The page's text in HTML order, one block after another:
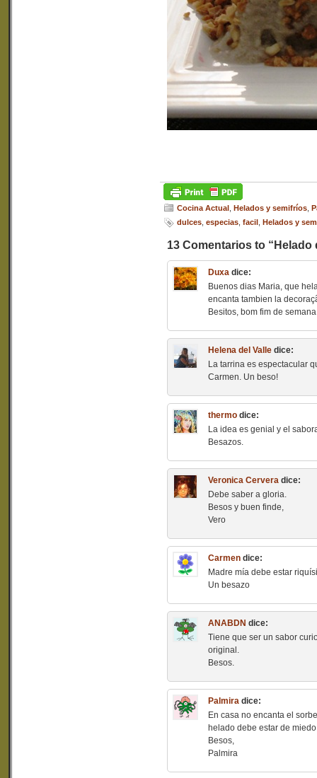
Cocina Actual Helados y semifríos
dulces especias facil Helados y
13 Comentarios to
Duxa dice:
Buenos dias Maria, que
encanta tambien la
Besitos, bom fim de
Helena del Valle dice:
La tarrina es espectacular
Carmen. Un beso!
thermo dice:
La idea es genial y el
Besazos.
Veronica Cervera dice:
Debe saber a gloria.
Besos y buen finde,
Vero
Carmen dice:
Madre mía debe estar
Un besazo
ANABDN dice:
Tiene que ser un sabor
original.
Besos.
Palmira dice:
En casa no encanta el
helado debe estar de
Besos,
Palmira